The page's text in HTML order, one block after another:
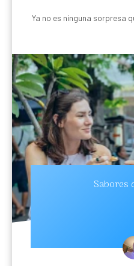
Ya no es ninguna sorpresa
Sabores